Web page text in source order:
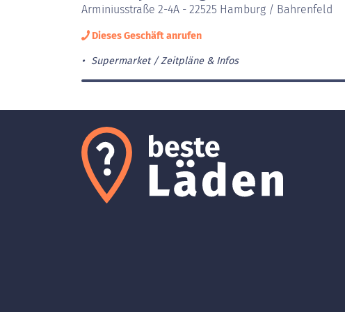
Arminiusstraße 2-4A - 22525 Hamburg / Bahrenfeld
Dieses Geschäft anrufen
Supermarket Zeitpläne & Infos